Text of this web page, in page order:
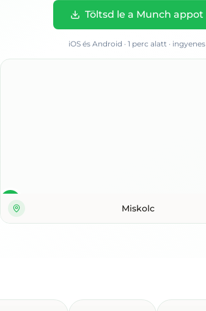
Töltsd le a Munch appot
iOS és Android · 1 perc alatt · ingyenes
Miskolc